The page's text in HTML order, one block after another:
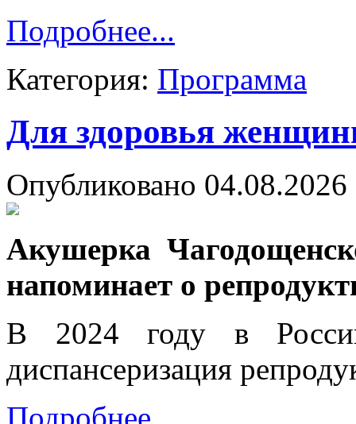
Подробнее...
Категория: Программа
Для здоровья
Опубликовано
Акушерка
напоминает о
В 2024 году в
диспансеризация